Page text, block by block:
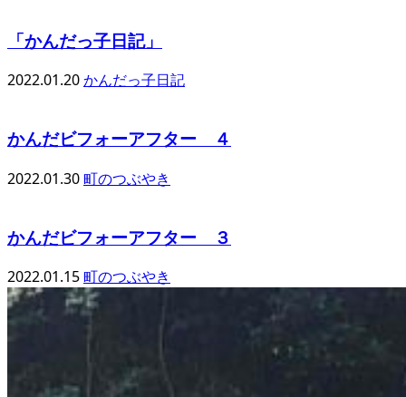
「かんだっ子日記」
2022.01.20かんだっ子日記
かんだビフォーアフター ４
2022.01.30町のつぶやき
かんだビフォーアフター ３
2022.01.15町のつぶやき